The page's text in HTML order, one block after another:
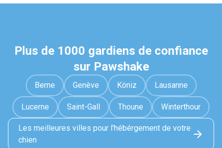
Plus de 1000 gardiens de confiance
sur Pawshake
Berne Genève Köniz Lausanne
Lucerne Saint-Gall Thoune Winterthour
Les meilleures villes pour l'hébérgement de votre
chien